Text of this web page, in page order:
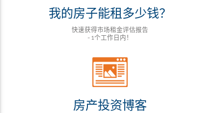
我的房子能租多少钱？
快速获得市场租金评估报告
- 1个工作日内！
房产投资博客